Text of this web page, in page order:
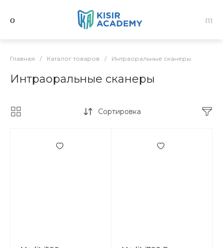
Главная / Каталог товаров / Интраоральные сканеры
Интраоральные сканеры
Сортировка